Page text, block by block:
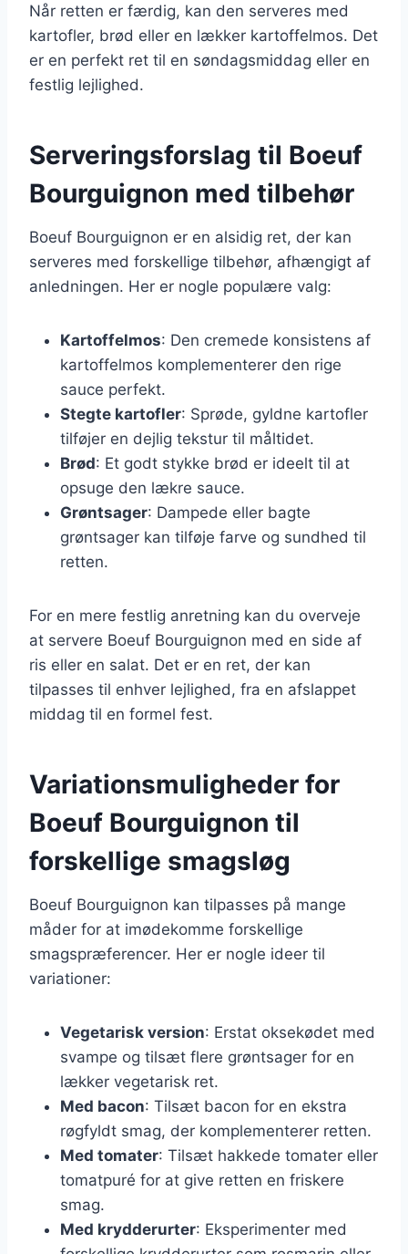
Når retten er færdig, kan den serveres med
kartofler, brød eller en lækker kartoffelmos. Det
er en perfekt ret til en søndagsmiddag eller en
festlig lejlighed.
Serveringsforslag til Boeuf
Bourguignon med tilbehør
Boeuf Bourguignon er en alsidig ret, der kan
serveres med forskellige tilbehør, afhængigt af
anledningen. Her er nogle populære valg:
Kartoffelmos: Den cremede konsistens af
kartoffelmos komplementerer den rige
sauce perfekt.
Stegte kartofler: Sprøde, gyldne kartofler
tilføjer en dejlig tekstur til måltidet.
Brød: Et godt stykke brød er ideelt til at
opsuge den lækre sauce.
Grøntsager: Dampede eller bagte
grøntsager kan tilføje farve og sundhed til
retten.
For en mere festlig anretning kan du overveje
at servere Boeuf Bourguignon med en side af
ris eller en salat. Det er en ret, der kan
tilpasses til enhver lejlighed, fra en afslappet
middag til en formel fest.
Variationsmuligheder for
Boeuf Bourguignon til
forskellige smagsløg
Boeuf Bourguignon kan tilpasses på mange
måder for at imødekomme forskellige
smagspræferencer. Her er nogle ideer til
variationer:
Vegetarisk version: Erstat oksekødet med
svampe og tilsæt flere grøntsager for en
lækker vegetarisk ret.
Med bacon: Tilsæt bacon for en ekstra
røgfyldt smag, der komplementerer retten.
Med tomater: Tilsæt hakkede tomater eller
tomatpuré for at give retten en friskere
smag.
Med krydderurter: Eksperimenter med